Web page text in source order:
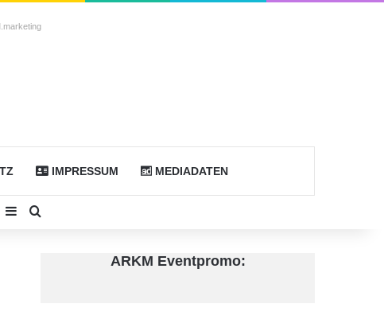
IMPRESSUM MEDIADATEN
Mastodon
Sidebar
ARKM Eventpromo: